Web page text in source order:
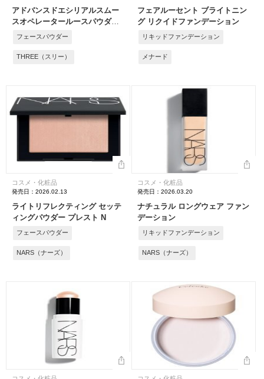
アドバンスドエシリアルスムー
スオペレータールースパウダー
［2026年 4月発売］
フェースパウダー
THREE（スリー）
フェアルーセント ブライトニン
グ リクイドファンデーション
リキッドファンデーション
メナード
コスメ・化粧品
発売日：2026.02.13
ライトリフレクティング セッテ
ィングパウダー プレスト N
フェースパウダー
NARS（ナーズ）
コスメ・化粧品
発売日：2026.03.20
ナチュラル ロングウェア ファン
デーション
リキッドファンデーション
NARS（ナーズ）